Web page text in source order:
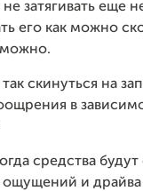
затягивать еще
его как можно
скинуться на
в
средства
ощущений и драйва